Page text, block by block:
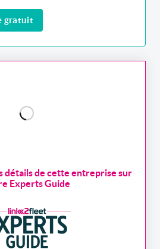
gratuit
détails de cette entreprise sur
Experts Guide